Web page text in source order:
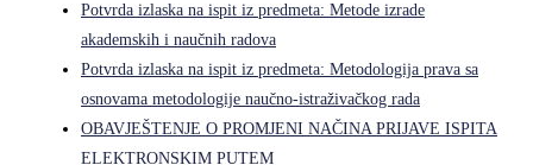
Potvrda izlaska na ispit iz predmeta: Metode izrade
akademskih i naučnih radova
Potvrda izlaska na ispit iz predmeta: Metodologija prava sa
osnovama metodologije naučno-istraživačkog rada
OBAVJEŠTENJE O PROMJENI NAČINA PRIJAVE ISPITA
ELEKTRONSKIM PUTEM